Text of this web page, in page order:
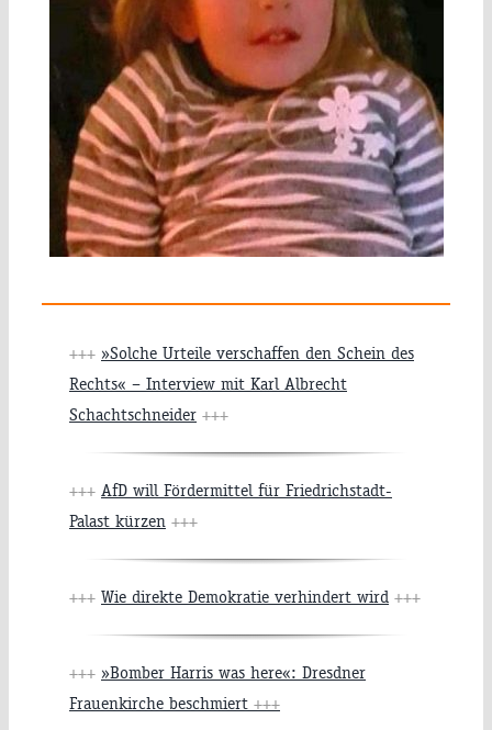
+++ »Solche Urteile verschaffen den Schein des
Rechts« – Interview mit Karl Albrecht
Schachtschneider +++
+++ AfD will Fördermittel für Friedrichstadt-
Palast kürzen +++
+++ Wie direkte Demokratie verhindert wird +++
+++ »Bomber Harris was here«: Dresdner
Frauenkirche beschmiert +++